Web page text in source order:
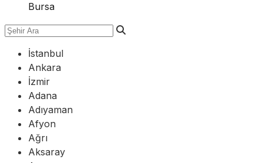
Bursa
İstanbul
Ankara
İzmir
Adana
Adıyaman
Afyon
Ağrı
Aksaray